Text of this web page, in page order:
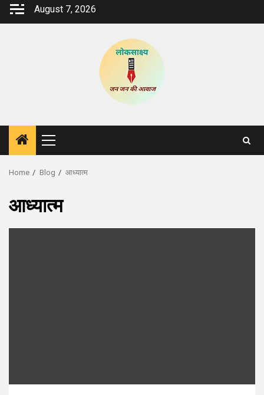
Skip
August 7, 2026
Primary
Menu
Home Blog आध्यात्म
आध्यात्म